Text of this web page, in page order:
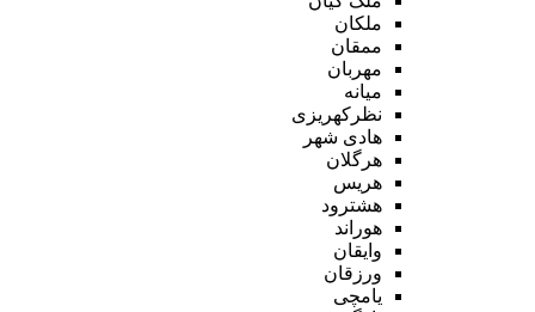
ملکان
ممقان
مهربان
میانه
نظرکهریزی
هادی شهر
هرگلان
هریس
هشترود
هوراند
وایقان
ورزقان
یامچی